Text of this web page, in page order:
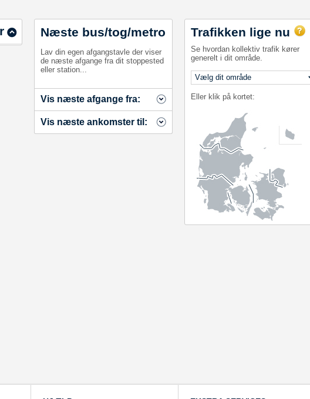
Næste bus/tog/metro
Lav din egen afgangstavle der viser
de næste afgange fra dit stoppested
eller station...
Vis næste afgange fra:
Vis næste ankomster til:
Trafikken lige nu
Se hvordan kollektiv trafik kører
generelt i dit område.
Eller klik på kortet: